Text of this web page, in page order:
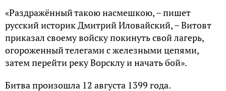
«Раздражённый такою насмешкою, – пишет
русский историк Дмитрий Иловайский, – Витовт
приказал своему войску покинуть свой лагерь,
огороженный телегами с железными цепями,
затем перейти реку Ворсклу и начать бой».
Битва произошла 12 августа 1399 года.